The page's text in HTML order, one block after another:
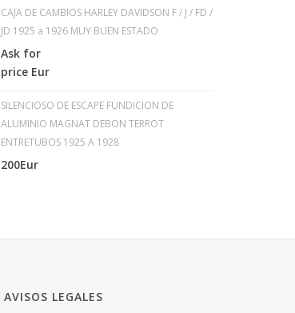
CAJA DE CAMBIOS HARLEY DAVIDSON F / J / FD /
JD 1925 a 1926 MUY BUEN ESTADO
Ask for
price Eur
SILENCIOSO DE ESCAPE FUNDICION DE
ALUMINIO MAGNAT DEBON TERROT
ENTRETUBOS 1925 A 1928
200Eur
AVISOS LEGALES